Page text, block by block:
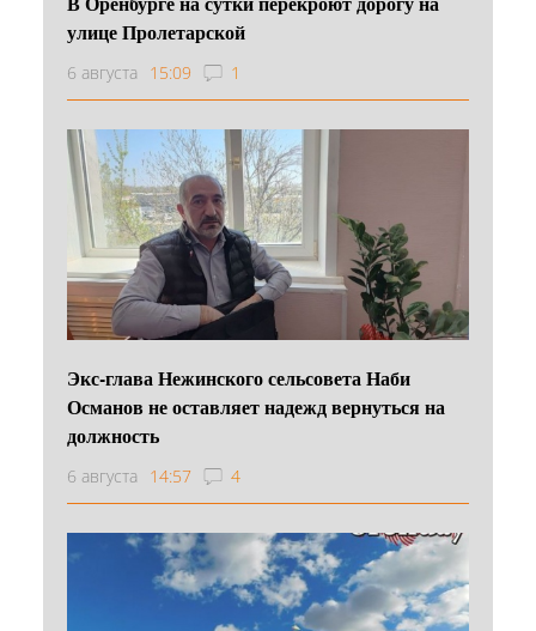
улице Пролетарской
6 августа 15:09 1
Экс-глава Нежинского сельсовета Наби
Османов не оставляет надежд вернуться на
должность
6 августа 14:57 4